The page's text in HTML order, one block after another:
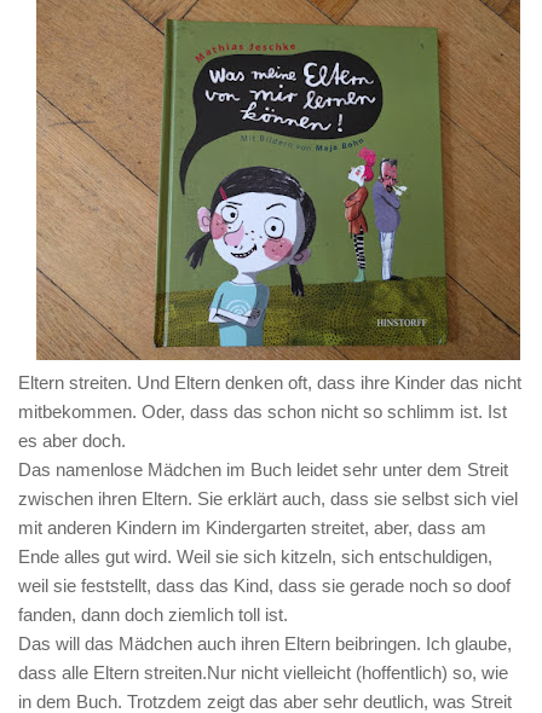
Eltern streiten. Und Eltern denken oft, dass ihre Kinder das nicht
mitbekommen. Oder, dass das schon nicht so schlimm ist. Ist
es aber doch.
Das namenlose Mädchen im Buch leidet sehr unter dem Streit
zwischen ihren Eltern. Sie erklärt auch, dass sie selbst sich viel
mit anderen Kindern im Kindergarten streitet, aber, dass am
Ende alles gut wird. Weil sie sich kitzeln, sich entschuldigen,
weil sie feststellt, dass das Kind, dass sie gerade noch so doof
fanden, dann doch ziemlich toll ist.
Das will das Mädchen auch ihren Eltern beibringen. Ich glaube,
dass alle Eltern streiten.Nur nicht vielleicht (hoffentlich) so, wie
in dem Buch. Trotzdem zeigt das aber sehr deutlich, was Streit